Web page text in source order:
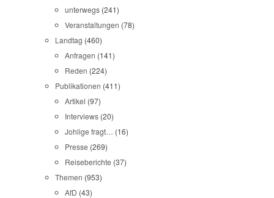
unterwegs (241)
Veranstaltungen (78)
Landtag (460)
Anfragen (141)
Reden (224)
Publikationen (411)
Artikel (97)
Interviews (20)
Johlige fragt… (16)
Presse (269)
Reiseberichte (37)
Themen (953)
AfD (43)